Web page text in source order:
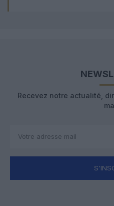
Recevez notre actualité,